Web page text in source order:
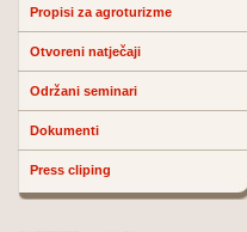
Propisi za agroturizme
Otvoreni natječaji
Održani seminari
Dokumenti
Press cliping